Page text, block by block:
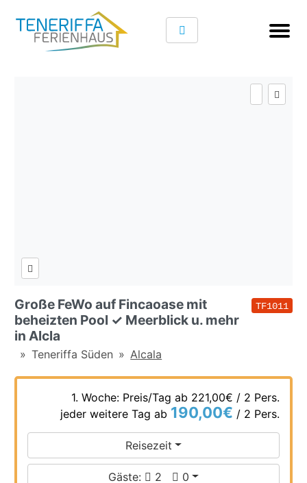
TF1011
Große FeWo auf Fincaoase mit
beheizten Pool ✓ Meerblick u. mehr
in Alcla
Teneriffa Süden Alcala
1. Woche: Preis/Tag ab 221,00€ / 2 Pers.
jeder weitere Tag ab 190,00€ / 2 Pers.
Reisezeit
Gäste: 2 0